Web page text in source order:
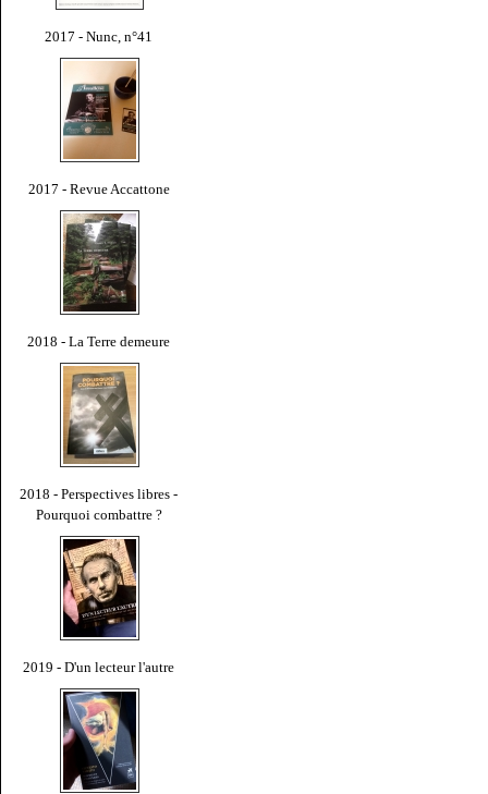
2017 - Nunc, n°41
2017 - Revue Accattone
2018 - La Terre demeure
2018 - Perspectives libres -
Pourquoi combattre ?
2019 - D'un lecteur l'autre